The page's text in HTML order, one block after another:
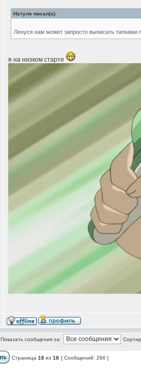
Натуля писал(а):
Ленуся нам может запросто выписать тапками
я на низком старте
Показать сообщения за:
Страница 18из 18 [ Сообщений: 266 ]